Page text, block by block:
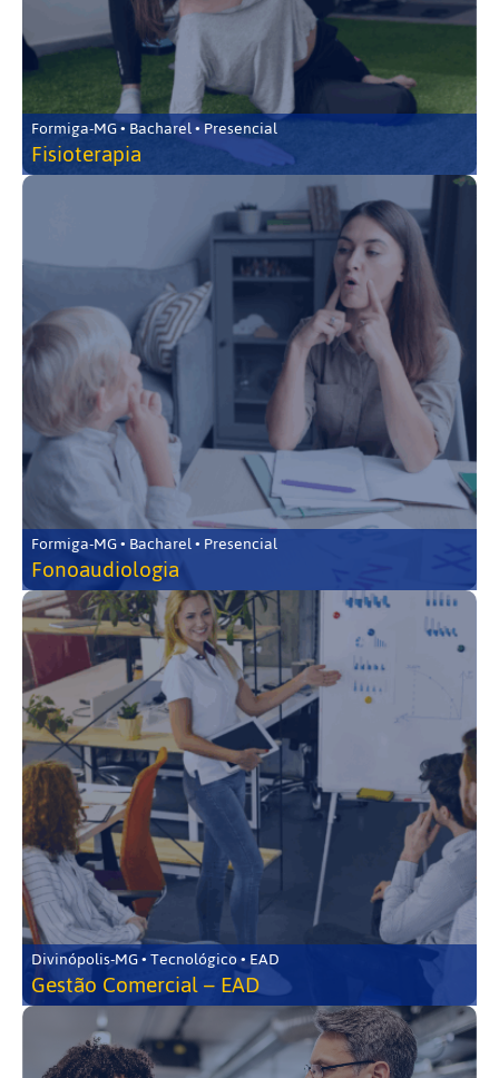
Formiga-MG • Bacharel • Presencial
Fisioterapia
Formiga-MG • Bacharel • Presencial
Fonoaudiologia
Divinópolis-MG • Tecnológico • EAD
Gestão Comercial – EAD